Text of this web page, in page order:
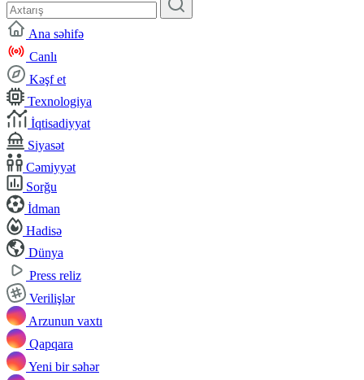
Ana səhifə
Canlı
Kəşf et
Texnologiya
İqtisadiyyat
Siyasət
Cəmiyyət
Sorğu
İdman
Hadisə
Dünya
Press reliz
Verilişlər
Arzunun vaxtı
Qapqara
Yeni bir səhər